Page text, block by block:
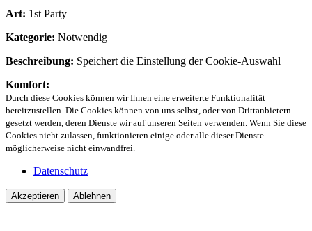
Art: 1st Party
Kategorie: Notwendig
Beschreibung: Speichert die Einstellung der Cookie-Auswahl
Komfort:
Durch diese Cookies können wir Ihnen eine erweiterte Funktionalität
bereitzustellen. Die Cookies können von uns selbst, oder von Drittanbietern
gesetzt werden, deren Dienste wir auf unseren Seiten verwenden. Wenn Sie diese
Cookies nicht zulassen, funktionieren einige oder alle dieser Dienste
möglicherweise nicht einwandfrei.
Datenschutz
Akzeptieren Ablehnen